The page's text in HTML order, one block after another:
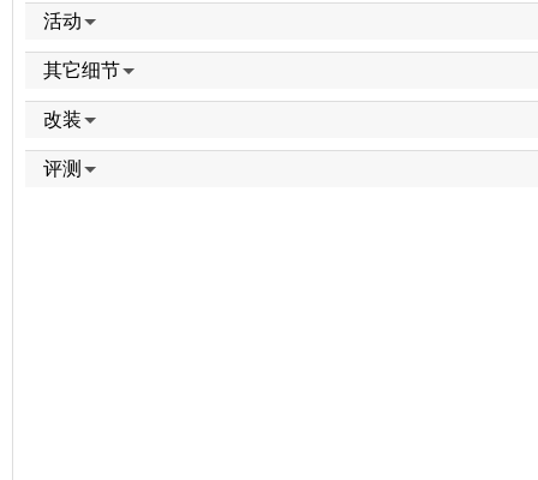
活动
其它细节
改装
评测